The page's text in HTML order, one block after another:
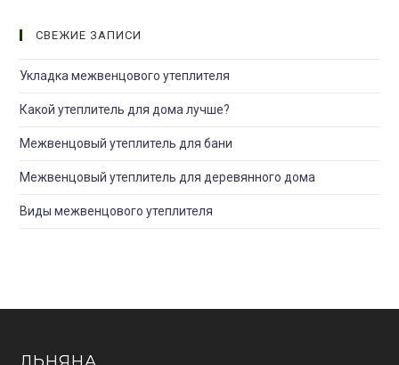
СВЕЖИЕ ЗАПИСИ
Укладка межвенцового утеплителя
Какой утеплитель для дома лучше?
Межвенцовый утеплитель для бани
Межвенцовый утеплитель для деревянного дома
Виды межвенцового утеплителя